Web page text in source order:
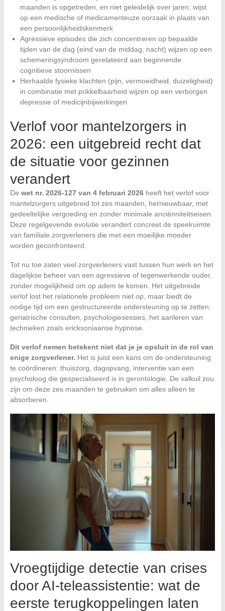
maanden is opgetreden, en niet geleidelijk over jaren, wijst
op een medische of medicamenteuze oorzaak in plaats van
een persoonlijkheidskenmerk
Agressieve episodes die zich concentreren op bepaalde
tijden van de dag (eind van de middag, nacht) wijzen op een
schemeringsyndroom gerelateerd aan beginnende
cognitieve stoornissen
Herhaalde fysieke klachten (pijn, vermoeidheid, duizeligheid)
in combinatie met prikkelbaarheid wijzen op een verborgen
depressie of medicijnbijwerkingen
Verlof voor mantelzorgers in
2026: een uitgebreid recht dat
de situatie voor gezinnen
verandert
De wet nr. 2026-127 van 4 februari 2026heeft het verlof voor
mantelzorgers uitgebreid tot zes maanden, hernieuwbaar, met
gedeeltelijke vergoeding en zonder minimale anciënniteitseisen.
Deze regelgevende evolutie verandert concreet de speelruimte
van familiale zorgverleners die met een moeilijke moeder
worden geconfronteerd.
Tot nu toe zaten veel zorgverleners vast tussen hun werk en het
dagelijkse beheer van een agressieve of tegenwerkende ouder,
zonder mogelijkheid om op adem te komen. Het uitgebreide
verlof lost het relationele probleem niet op, maar biedt de
nodige tijd om een gestructureerde ondersteuning op te zetten:
geriatrische consulten, psychologiesessies, het aanleren van
technieken zoals ericksoniaanse hypnose.
Dit verlof nemen betekent niet dat je je opsluit in de rol van
enige zorgverlener. Het is juist een kans om de ondersteuning
te coördineren: thuiszorg, dagopvang, interventie van een
psycholoog die gespecialiseerd is in gerontologie. De valkuil zou
zijn om deze zes maanden te gebruiken om alles alleen te
absorberen.
Vroegtijdige detectie van crises
door AI-teleassistentie: wat de
eerste terugkoppelingen laten